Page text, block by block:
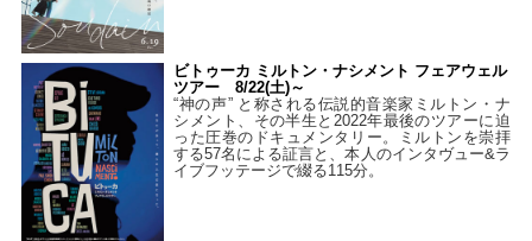
ビトゥーカ ミルトン・ナシメント フェアウェル
ツアー 8/22(土)～
“神の声” と称される伝説的音楽家ミルトン・ナ
シメント、その半生と2022年最後のツアーに迫
った圧巻のドキュメンタリー。ミルトンを崇拝
する57名による証言と、本人のインタヴュー&ラ
イブフッテージで綴る115分。